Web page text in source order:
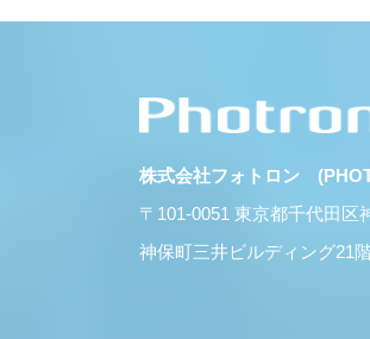
株式会社フォトロン
〒101-0051 東京都千代田区
神保町三井ビルディング21